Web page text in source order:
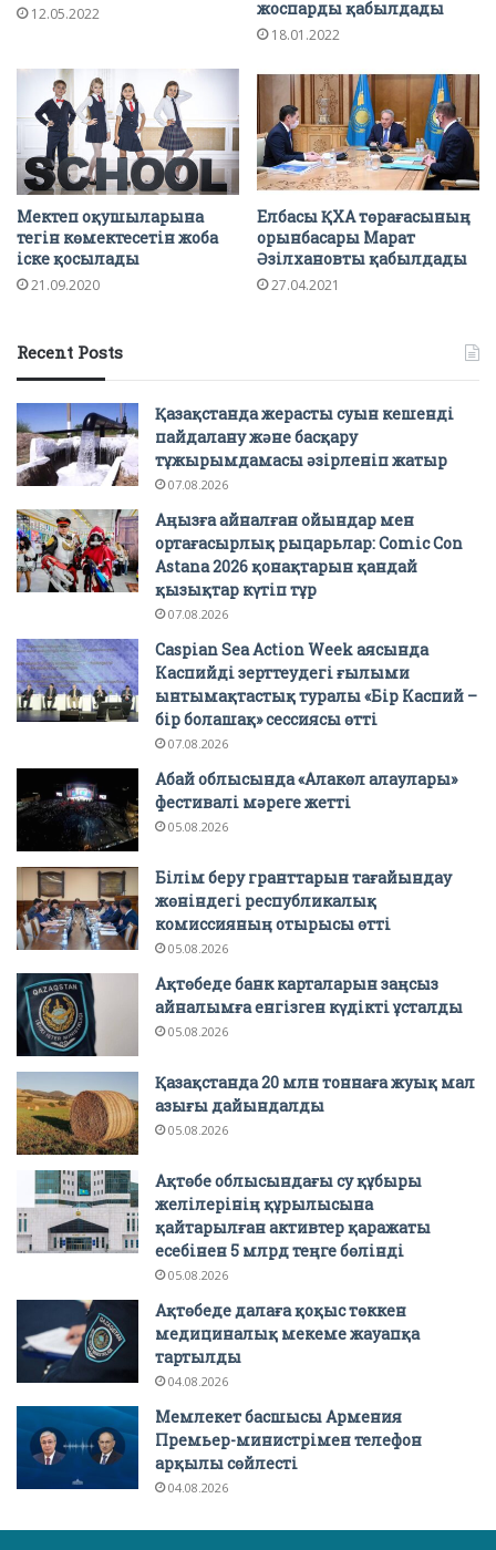
12.05.2022
жоспарды қабылдады
18.01.2022
Мектеп оқушыларына
тегін көмектесетін жоба
іске қосылады
21.09.2020
Елбасы ҚХА төрағасының
орынбасары Марат
Әзілхановты қабылдады
27.04.2021
Recent Posts
Қазақстанда жерасты суын кешенді
пайдалану және басқару
тұжырымдамасы әзірленіп жатыр
07.08.2026
Аңызға айналған ойындар мен
ортағасырлық рыцарьлар: Comic Con
Astana 2026 қонақтарын қандай
қызықтар күтіп тұр
07.08.2026
Caspian Sea Action Week аясында
Каспийді зерттеудегі ғылыми
ынтымақтастық туралы «Бір Каспий –
бір болашақ» сессиясы өтті
07.08.2026
Абай облысында «Алакөл алаулары»
фестивалі мәреге жетті
05.08.2026
Білім беру гранттарын тағайындау
жөніндегі республикалық
комиссияның отырысы өтті
05.08.2026
Ақтөбеде банк карталарын заңсыз
айналымға енгізген күдікті ұсталды
05.08.2026
Қазақстанда 20 млн тоннаға жуық мал
азығы дайындалды
05.08.2026
Ақтөбе облысындағы су құбыры
желілерінің құрылысына
қайтарылған активтер қаражаты
есебінен 5 млрд теңге бөлінді
05.08.2026
Ақтөбеде далаға қоқыс төккен
медициналық мекеме жауапқа
тартылды
04.08.2026
Мемлекет басшысы Армения
Премьер-министрімен телефон
арқылы сөйлесті
04.08.2026